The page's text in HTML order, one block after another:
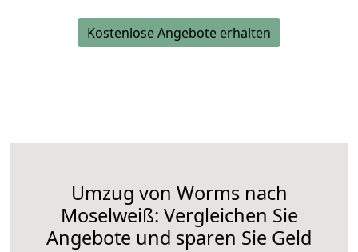
Kostenlose Angebote erhalten
Umzug von Worms nach
Moselweiß: Vergleichen Sie
Angebote und sparen Sie Geld